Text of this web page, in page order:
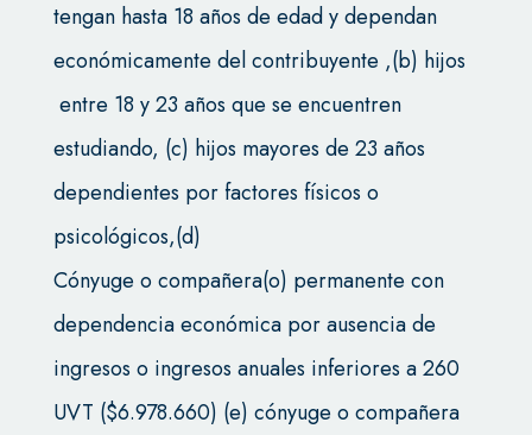
tengan hasta 18 años de edad y dependan
económicamente del contribuyente ,(b) hijos
entre 18 y 23 años que se encuentren
estudiando, (c) hijos mayores de 23 años
dependientes por factores físicos o
psicológicos,(d)
Cónyuge o compañera(o) permanente con
dependencia económica por ausencia de
ingresos o ingresos anuales inferiores a 260
UVT ($6.978.660) (e) cónyuge o compañera